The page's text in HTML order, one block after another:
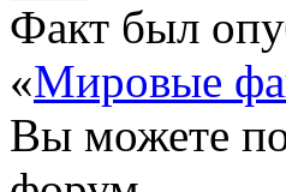
Факт был
«Мировые
Вы можете